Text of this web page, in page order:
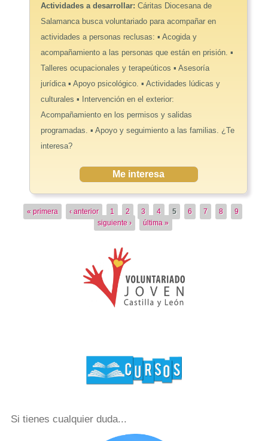
Actividades a desarrollar:Cáritas Diocesana de
Salamanca busca voluntariado para acompañar en
actividades a personas reclusas: ▪ Acogida y
acompañamiento a las personas que están en prisión. ▪
Talleres ocupacionales y terapeúticos ▪ Asesoría
jurídica ▪ Apoyo psicológico. ▪ Actividades lúdicas y
culturales ▪ Intervención en el exterior:
Acompañamiento en los permisos y salidas
programadas. ▪ Apoyo y seguimiento a las familias. ¿Te
interesa?
Me interesa
Páginas
« primera ‹ anterior 1 2 3 4 5 6 7 8
9
siguiente ›
última »
Si tienes cualquier duda...